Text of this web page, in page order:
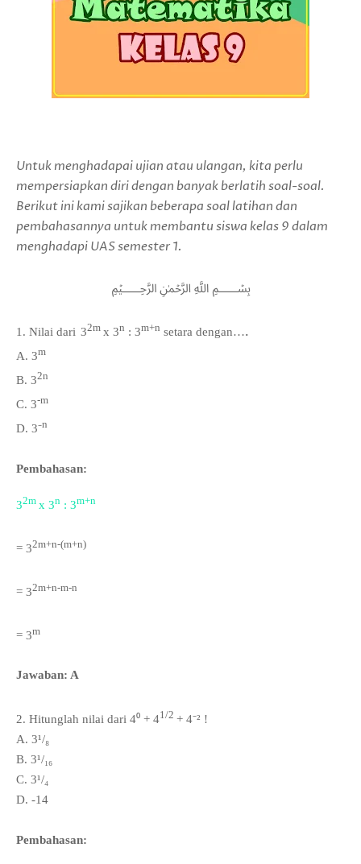
Untuk menghadapai ujian atau ulangan, kita perlu
mempersiapkan diri dengan banyak berlatih soal-soal.
Berikut ini kami sajikan beberapa soal latihan dan
pembahasannya untuk membantu siswa kelas 9 dalam
menghadapi UAS semester 1.
﷽
1. Nilai dari 32m x 3n : 3m+n setara dengan….
A. 3m
B. 32n
C. 3-m
D. 3⁻n
Pembahasan:
32m x 3n : 3m+n
= 32m+n-(m+n)
= 32m+n-m-n
= 3m
Jawaban: A
2. Hitunglah nilai dari 4⁰ + 41/2 + 4⁻² !
A. 3¹/₈
B. 3¹/₁₆
C. 3¹/₄
D. -14
Pembahasan: